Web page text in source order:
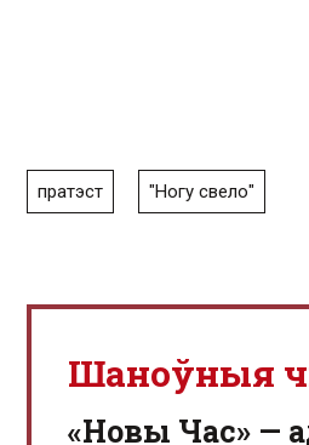
пратэст "Ногу свело"
Шаноўныя
«Новы Час» —